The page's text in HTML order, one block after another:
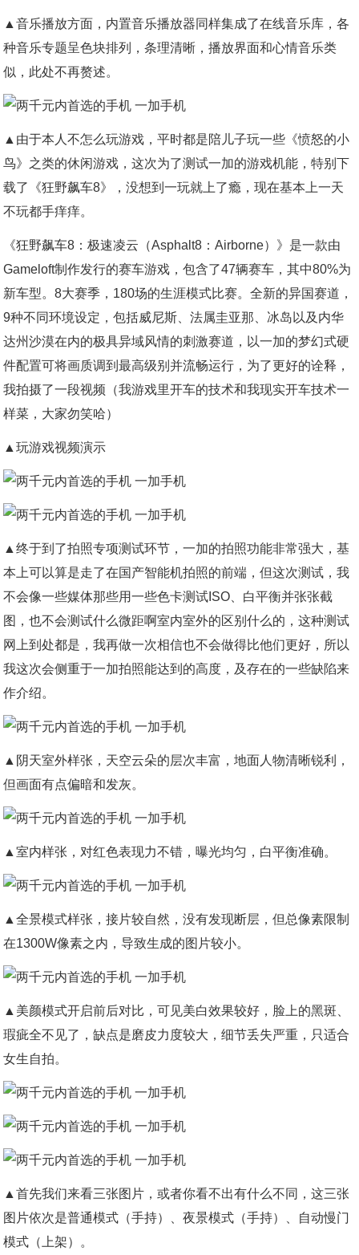
▲音乐播放方面，内置音乐播放器同样集成了在线音乐库，各
种音乐专题呈色块排列，条理清晰，播放界面和心情音乐类
似，此处不再赘述。
▲由于本人不怎么玩游戏，平时都是陪儿子玩一些《愤怒的小
鸟》之类的休闲游戏，这次为了测试一加的游戏机能，特别下
载了《狂野飙车8》，没想到一玩就上了瘾，现在基本上一天
不玩都手痒痒。
《狂野飙车8：极速凌云（Asphalt8：Airborne）》是一款由
Gameloft制作发行的赛车游戏，包含了47辆赛车，其中80%为
新车型。8大赛季，180场的生涯模式比赛。全新的异国赛道，
9种不同环境设定，包括威尼斯、法属圭亚那、冰岛以及内华
达州沙漠在内的极具异域风情的刺激赛道，以一加的梦幻式硬
件配置可将画质调到最高级别并流畅运行，为了更好的诠释，
我拍摄了一段视频（我游戏里开车的技术和我现实开车技术一
样菜，大家勿笑哈）
▲玩游戏视频演示
▲终于到了拍照专项测试环节，一加的拍照功能非常强大，基
本上可以算是走了在国产智能机拍照的前端，但这次测试，我
不会像一些媒体那些用一些色卡测试ISO、白平衡并张张截
图，也不会测试什么微距啊室内室外的区别什么的，这种测试
网上到处都是，我再做一次相信也不会做得比他们更好，所以
我这次会侧重于一加拍照能达到的高度，及存在的一些缺陷来
作介绍。
▲阴天室外样张，天空云朵的层次丰富，地面人物清晰锐利，
但画面有点偏暗和发灰。
▲室内样张，对红色表现力不错，曝光均匀，白平衡准确。
▲全景模式样张，接片较自然，没有发现断层，但总像素限制
在1300W像素之内，导致生成的图片较小。
▲美颜模式开启前后对比，可见美白效果较好，脸上的黑斑、
瑕疵全不见了，缺点是磨皮力度较大，细节丢失严重，只适合
女生自拍。
▲首先我们来看三张图片，或者你看不出有什么不同，这三张
图片依次是普通模式（手持）、夜景模式（手持）、自动慢门
模式（上架）。